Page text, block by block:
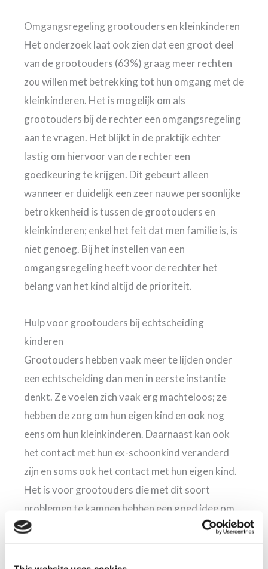
Omgangsregeling grootouders en kleinkinderen
Het onderzoek laat ook zien dat een groot deel
van de grootouders (63%) graag meer rechten
zou willen met betrekking tot hun omgang met de
kleinkinderen. Het is mogelijk om als
grootouders bij de rechter een omgangsregeling
aan te vragen. Het blijkt in de praktijk echter
lastig om hiervoor van de rechter een
goedkeuring te krijgen. Dit gebeurt alleen
wanneer er duidelijk een zeer nauwe persoonlijke
betrokkenheid is tussen de grootouders en
kleinkinderen; enkel het feit dat men familie is, is
niet genoeg. Bij het instellen van een
omgangsregeling heeft voor de rechter het
belang van het kind altijd de prioriteit.
Hulp voor grootouders bij echtscheiding
kinderen
Grootouders hebben vaak meer te lijden onder
een echtscheiding dan men in eerste instantie
denkt. Ze voelen zich vaak erg machteloos; ze
hebben de zorg om hun eigen kind en ook nog
eens om hun kleinkinderen. Daarnaast kan ook
het contact met hun ex-schoonkind veranderd
zijn en soms ook het contact met hun eigen kind.
Het is voor grootouders die met dit soort
problemen te kampen hebben een goed idee om
ondersteuning in te schakelen van bijvoorbeeld